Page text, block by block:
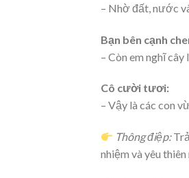
– Nhờ đất, nước
Bạn bên cạnh
– Còn em nghĩ
Cô cười tươi:
– Vậy là các con
Thông điệp:
nhiệm và yêu thiên